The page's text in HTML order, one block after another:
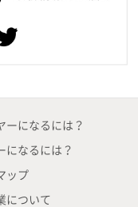
ーになるには？
になるには？
ップ
について